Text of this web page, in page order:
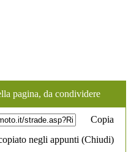
pagina, da condividere
Copia
negli appunti (Chiudi)